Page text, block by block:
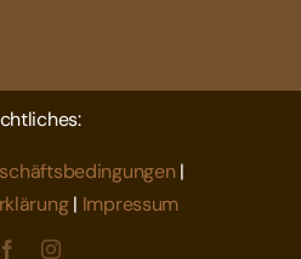
|
| Impressum